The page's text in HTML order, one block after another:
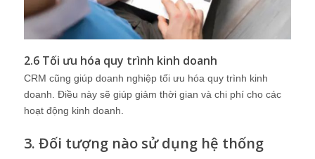
2.6 Tối ưu hóa quy trình kinh doanh
CRM cũng giúp doanh nghiệp tối ưu hóa quy trình kinh
doanh. Điều này sẽ giúp giảm thời gian và chi phí cho các
hoạt động kinh doanh.
3. Đối tượng nào sử dụng hệ thống